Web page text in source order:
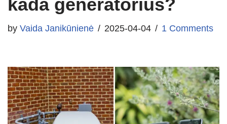
kada generatorius?
by Vaida Janikūnienė 2025-04-04 1 Comments